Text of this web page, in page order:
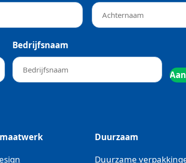
Bedrijfsnaam
Duurzaam
Duurzame